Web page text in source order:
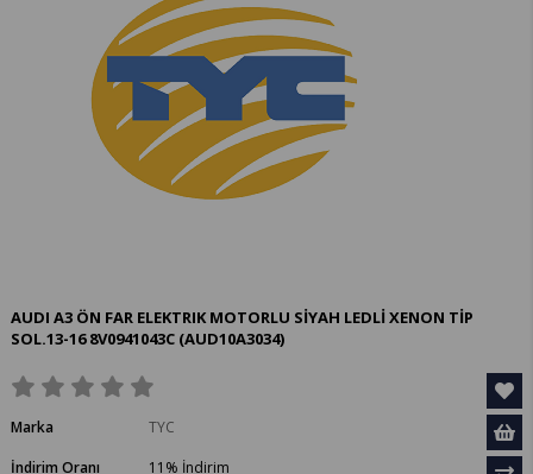
AUDI A3 ÖN FAR ELEKTRIK MOTORLU SİYAH LEDLİ XENON TİP
SOL.13-16 8V0941043C (AUD10A3034)
Marka
TYC
İndirim Oranı
%
11
İndirim